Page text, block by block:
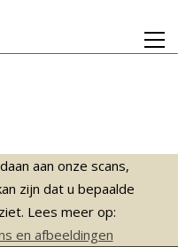
aan onze scans,
zijn dat u bepaalde
Lees meer op:
en afbeeldingen